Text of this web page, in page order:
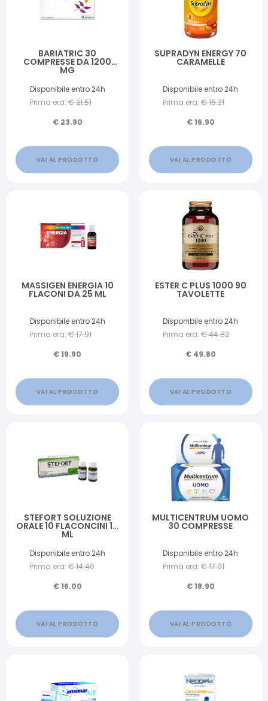
BARIATRIC 30
COMPRESSE DA 1200
MG
Disponibile entro 24h
Prima era: €21.51
€ 23.90
VAI AL PRODOTTO
SUPRADYN ENERGY 70
CARAMELLE
Disponibile entro 24h
Prima era: €15.21
€16.90
VAI AL PRODOTTO
MASSIGEN ENERGIA 10
FLACONI DA 25 ML
Disponibile entro 24h
Prima era: €17.91
€19.90
VAI AL PRODOTTO
ESTER C PLUS 1000 90
TAVOLETTE
Disponibile entro 24h
Prima era: €44.82
€ 49.80
VAI AL PRODOTTO
STEFORT SOLUZIONE
ORALE 10 FLACONCINI 10
ML
Disponibile entro 24h
Prima era: €14.40
€16.00
VAI AL PRODOTTO
MULTICENTRUM UOMO
30 COMPRESSE
Disponibile entro 24h
Prima era: €17.01
€18.90
VAI AL PRODOTTO